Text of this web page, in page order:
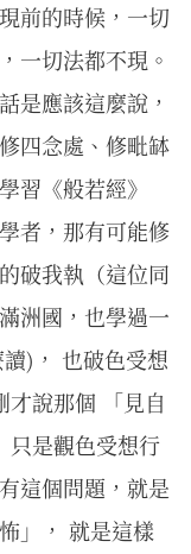
前的時候，一切
一切法都不現。
是應該這麼說，
四念處、修毗缽
習《般若經》
者，那有可能修
破我執（這位同
洲國，也學過一
)， 也破色受想
說那個 「見自
只是觀色受想行
這個問題，就是
」， 就是這樣